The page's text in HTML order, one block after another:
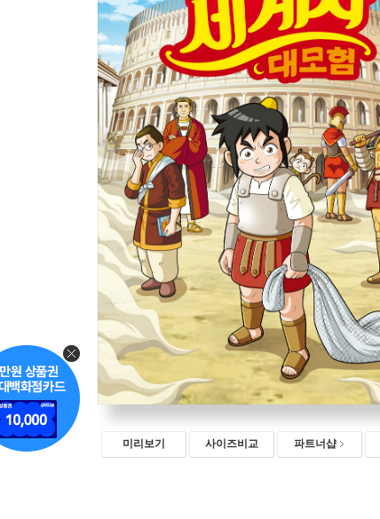
미리보기 사이즈비교 파트너샵